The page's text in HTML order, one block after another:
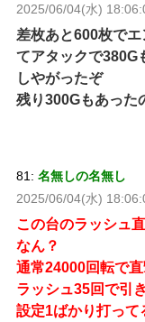
2025/06/04(水)
差枚あと600枚で
てアタックで380G
しやがったぞ
残り300Gもあった
81: 名無しの名無し
2025/06/04(水)
この台のラッシュ
なん？
通常24000回転で
ラッシュ35回で引
設定1ばかり打って